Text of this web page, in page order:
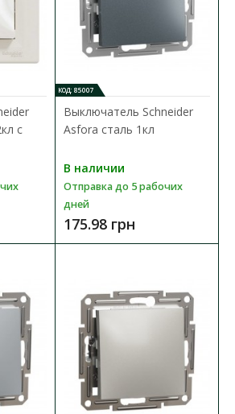
В КОРЗИНУ
В сравнения
с
КОД: 85007
Выключатель Schneider
Asfora сталь 1кл
В наличии
Отправка до 5 рабочих
дней
175.98 грн